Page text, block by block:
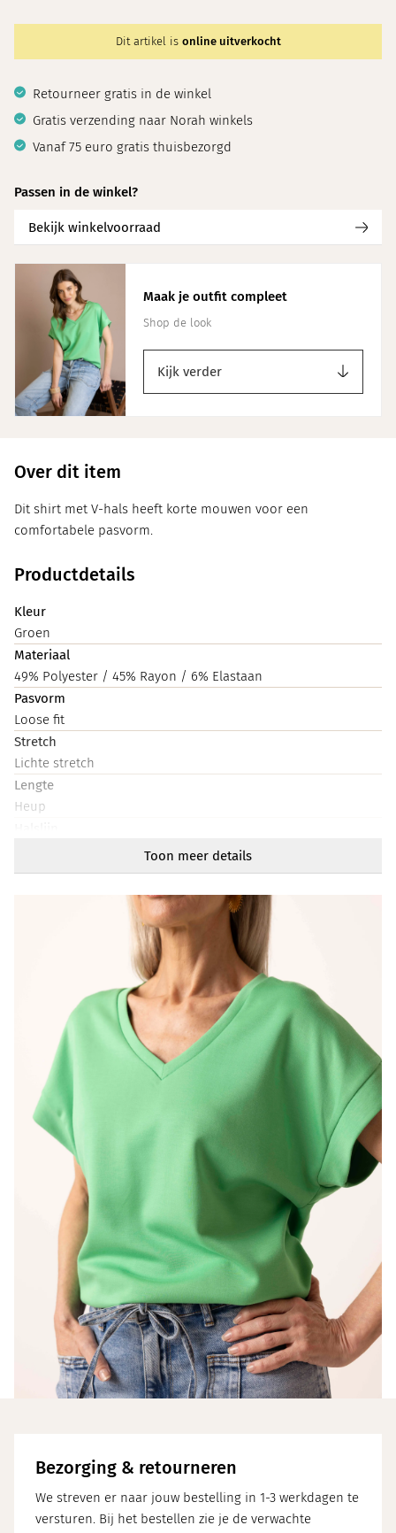
Dit artikel is online uitverkocht
Retourneer gratis in de winkel
Gratis verzending naar Norah winkels
Vanaf 75 euro gratis thuisbezorgd
Passen in de winkel?
Bekijk winkelvoorraad
Maak je outfit compleet
Shop de look
Kijk verder
Over dit item
Dit shirt met V-hals heeft korte mouwen voor een
comfortabele pasvorm.
Productdetails
Kleur
Groen
Materiaal
49% Polyester / 45% Rayon / 6% Elastaan
Pasvorm
Loose fit
Stretch
Lichte stretch
Lengte
Heup
Mouwlengte
Toon meer details
Bezorging & retourneren
We streven er naar jouw bestelling in 1-3 werkdagen te
versturen. Bij het bestellen zie je de verwachte